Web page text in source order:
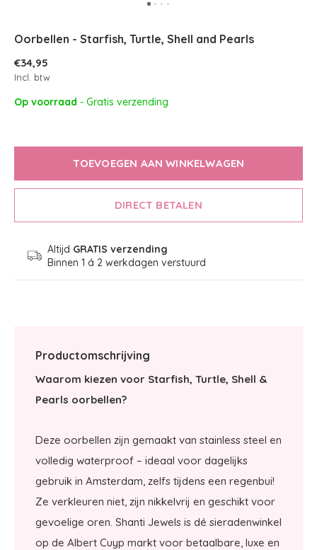
Oorbellen - Starfish, Turtle, Shell and Pearls
€34,95
Incl. btw
Op voorraad - Gratis verzending
TOEVOEGEN AAN WINKELWAGEN
DIRECT BETALEN
Altijd GRATIS verzending
Binnen 1 á 2 werkdagen verstuurd
Productomschrijving
Waarom kiezen voor Starfish, Turtle, Shell &
Pearls oorbellen?
Deze oorbellen zijn gemaakt van stainless steel en
volledig waterproof – ideaal voor dagelijks
gebruik in Amsterdam, zelfs tijdens een regenbui!
Ze verkleuren niet, zijn nikkelvrij en geschikt voor
gevoelige oren. Shanti Jewels is dé sieradenwinkel
op de Albert Cuyp markt voor betaalbare, luxe en